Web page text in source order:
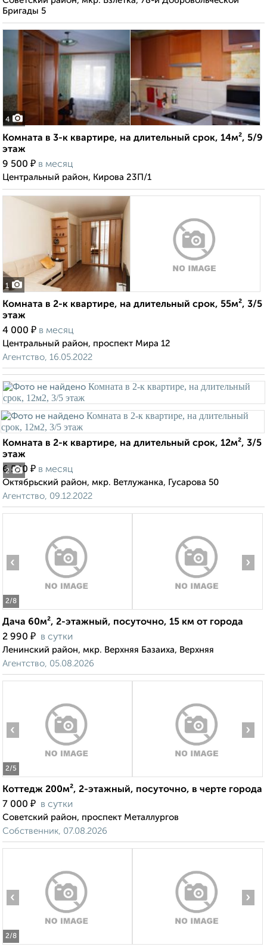
Бригады 5
4
Комната в 3-к квартире, на длительный срок, 14м², 5/9
этаж
9 500 ₽ в месяц
Центральный район, Кирова 23П/1
1
Комната в 2-к квартире, на длительный срок, 55м², 3/5
этаж
4 000 ₽ в месяц
Центральный район, проспект Мира 12
Агентство, 16.05.2022
2
Комната в 2-к квартире, на длительный срок, 12м², 3/5
этаж
6 500 ₽ в месяц
Октябрьский район, мкр. Ветлужанка, Гусарова 50
Агентство, 09.12.2022
2/8
‹ ›
Дача 60м², 2-этажный, посуточно, 15 км от города
2 990 ₽ в сутки
Ленинский район, мкр. Верхняя Базаиха, Верхняя
Агентство, 05.08.2026
2/5
‹ ›
Коттедж 200м², 2-этажный, посуточно, в черте города
7 000 ₽ в сутки
Советский район, проспект Металлургов
Собственник, 07.08.2026
2/8
‹ ›